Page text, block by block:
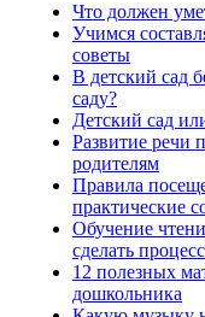
Что должен
Учимся
советы
В детский сад
саду?
Детский сад
Развитие речи
родителям
Правила
практические
Обучение
сделать
12 полезных
дошкольника